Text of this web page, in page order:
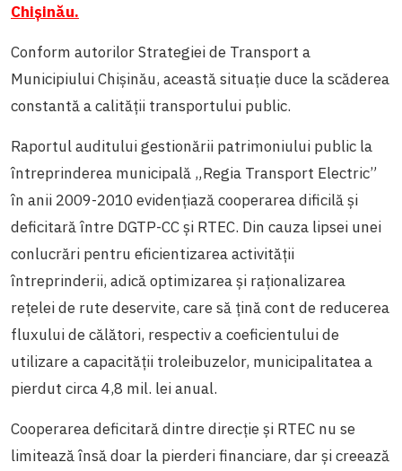
Chişinău.
Conform autorilorStrategiei de Transport a
Municipiului Chişinău, această situație duce la scăderea
constantă a calității transportului public.
Raportul auditului gestionării patrimoniului public la
întreprinderea municipală „Regia Transport Electric”
în anii 2009-2010 evidențiază cooperarea dificilă și
deficitară între DGTP-CC şi RTEC. Din cauza lipsei unei
conlucrări pentru eficientizarea activităţii
întreprinderii, adică optimizarea și raționalizarea
rețelei de rute deservite, care să țină cont de reducerea
fluxului de călători, respectiv a coeficientului de
utilizare a capacităţii troleibuzelor, municipalitatea a
pierdut circa 4,8 mil. lei anual.
Cooperarea deficitară dintre direcție și RTEC nu se
limitează însă doar la pierderi financiare, dar și creează